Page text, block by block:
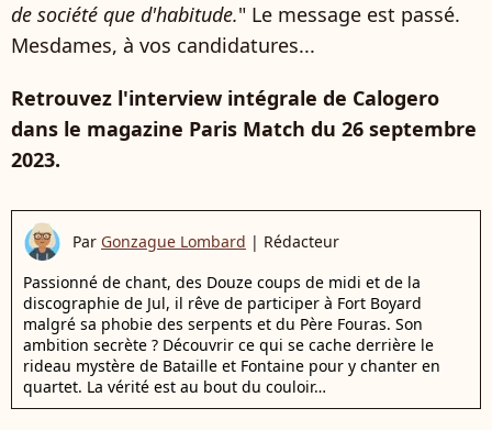
de société que d'habitude." Le message est passé.
Mesdames, à vos candidatures...
Retrouvez l'interview intégrale de Calogero
dans le magazine Paris Match du 26 septembre
2023.
Par Gonzague Lombard | Rédacteur
Passionné de chant, des Douze coups de midi et de la
discographie de Jul, il rêve de participer à Fort Boyard
malgré sa phobie des serpents et du Père Fouras. Son
ambition secrète ? Découvrir ce qui se cache derrière le
rideau mystère de Bataille et Fontaine pour y chanter en
quartet. La vérité est au bout du couloir…